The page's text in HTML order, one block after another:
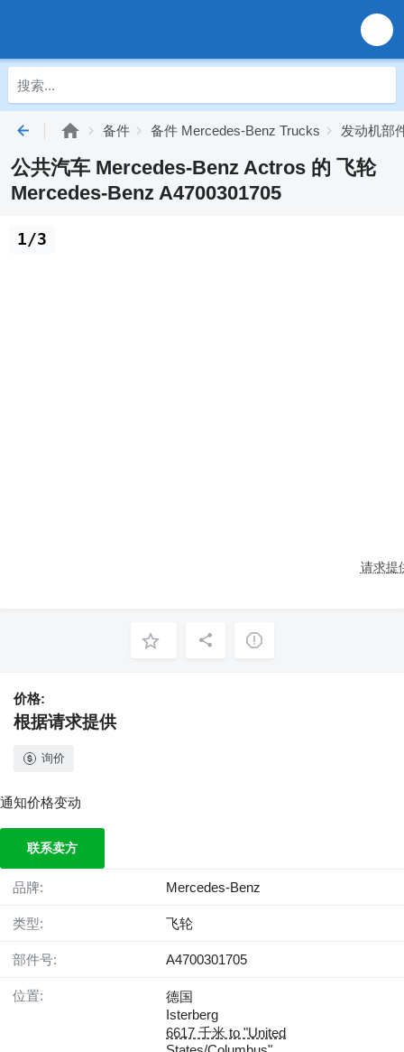
备件 备件 Mercedes-Benz Trucks 发动机部
公共汽车 Mercedes-Benz Actros 的 飞轮
Mercedes-Benz A4700301705
请求提
1/3
价格:
根据请求提供
询价
通知价格变动
联系卖方
品牌: Mercedes-Benz
类型: 飞轮
部件号: A4700301705
位置:
德国
Isterberg
6617 千米 to "United